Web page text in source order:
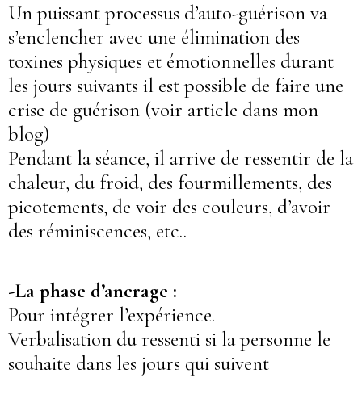
Un puissant processus d’auto-guérison va
s’enclencher avec une élimination des
toxines physiques et émotionnelles durant
les jours suivants il est possible de faire une
crise de guérison (voir article dans mon
blog)
Pendant la séance, il arrive de ressentir de la
chaleur, du froid, des fourmillements, des
picotements, de voir des couleurs, d’avoir
des réminiscences, etc..
-La phase d’ancrage :
Pour intégrer l’expérience.
Verbalisation du ressenti si la personne le
souhaite dans les jours qui suivent